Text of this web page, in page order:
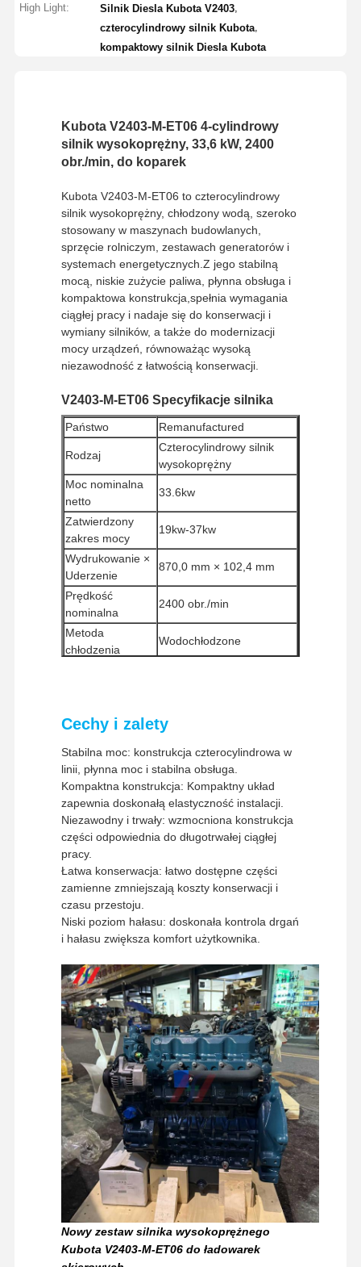
Strona
Główna
Wycieczka
Po Fabryce
Kontrola
Jakości
Skontaktuj
Się Z Nami
Aktualności
Sprawy
Silnik Perkinsa
Silnik Yanmar
Silnik Kubota
Silnik Isuzu
Silnik CUMMINS
High Light: Silnik Diesla Kubota V2403
czterocylindrowy silnik Kubota
kompaktowy silnik Diesla Kubota
Kubota V2403-M-ET06 4-cylindrowy
silnik wysokoprężny, 33,6 kW, 2400
obr./min, do koparek
Kubota V2403-M-ET06 to czterocylindrowy
silnik wysokoprężny, chłodzony wodą, szeroko
stosowany w maszynach budowlanych,
sprzęcie rolniczym, zestawach generatorów i
systemach energetycznych.Z jego stabilną
mocą, niskie zużycie paliwa, płynna obsługa i
kompaktowa konstrukcja,spełnia wymagania
ciągłej pracy i nadaje się do konserwacji i
wymiany silników, a także do modernizacji
mocy urządzeń, równoważąc wysoką
niezawodność z łatwością konserwacji.
V2403-M-ET06 Specyfikacje silnika
Państwo Remanufactured
Rodzaj
Czterocylindrowy silnik
wysokoprężny
Moc nominalna
netto
33.6kw
Zatwierdzony
zakres mocy
19kw-37kw
Wydrukowanie ×
Uderzenie
870,0 mm × 102,4 mm
Prędkość
nominalna
2400 obr./min
Metoda
chłodzenia
Wodochłodzone
uruchomienia
1 sztukę
Sposoby
płatności
Western Union, T/T
Metody wysyłki
UPS / DHL / EMS / TNT /
FedEx
Cechy i zalety
Stabilna moc: konstrukcja czterocylindrowa w
linii, płynna moc i stabilna obsługa.
Kompaktna konstrukcja: Kompaktny układ
zapewnia doskonałą elastyczność instalacji.
Niezawodny i trwały: wzmocniona konstrukcja
części odpowiednia do długotrwałej ciągłej
pracy.
Łatwa konserwacja: łatwo dostępne części
zamienne zmniejszają koszty konserwacji i
czasu przestoju.
Niski poziom hałasu: doskonała kontrola drgań
i hałasu zwiększa komfort użytkownika.
Nowy zestaw silnika wysokoprężnego
Kubota V2403-M-ET06 do ładowarek